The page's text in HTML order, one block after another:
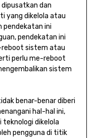
dan
yang dikelola atau
pendekatan ini
pendekatan ini
sistem atau
perlu me-reboot
sistem
benar-benar diberi
hal-hal ini,
teknologi dikelola
pengguna di titik